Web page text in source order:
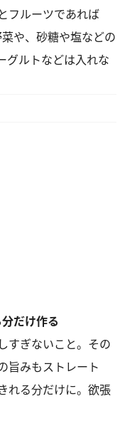
フルーツであれば
や、砂糖や塩などの
グルトなどは入れな
だけ作る
すぎないこと。その
旨みもストレート
れる分だけに。欲張